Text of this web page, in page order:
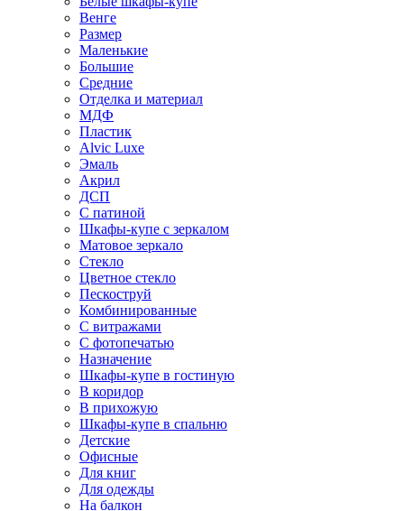
Венге
Размер
Маленькие
Большие
Средние
Отделка и материал
МДФ
Пластик
Alvic Luxe
Эмаль
Акрил
ДСП
С патиной
Шкафы-купе с зеркалом
Матовое зеркало
Стекло
Цветное стекло
Пескоструй
Комбинированные
С витражами
С фотопечатью
Назначение
Шкафы-купе в гостиную
В коридор
В прихожую
Шкафы-купе в спальню
Детские
Офисные
Для книг
Для одежды
На балкон